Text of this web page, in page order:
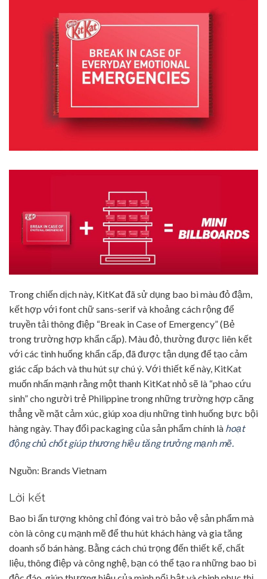
Trong chiến dịch này, KitKat đã sử dụng bao bì màu đỏ đậm,
kết hợp với font chữ sans-serif và khoảng cách rộng để
truyền tải thông điệp “Break in Case of Emergency” (Bẻ
trong trường hợp khẩn cấp). Màu đỏ, thường được liên kết
với các tình huống khẩn cấp, đã được tận dụng để tạo cảm
giác cấp bách và thu hút sự chú ý. Với thiết kế này, KitKat
muốn nhấn mạnh rằng một thanh KitKat nhỏ sẽ là “phao cứu
sinh” cho người trẻ Philippine trong những trường hợp căng
thẳng về mặt cảm xúc, giúp xoa dịu những tình huống bực bội
hàng ngày. Thay đổi packaging của sản phẩm chính là hoạt
động chủ chốt giúp thương hiệu tăng trưởng mạnh mẽ.
Nguồn: Brands Vietnam
Lời kết
Bao bì ấn tượng không chỉ đóng vai trò bảo vệ sản phẩm mà
còn là công cụ mạnh mẽ để thu hút khách hàng và gia tăng
doanh số bán hàng. Bằng cách chú trọng đến thiết kế, chất
liệu, thông điệp và công nghệ, bạn có thể tạo ra những bao bì